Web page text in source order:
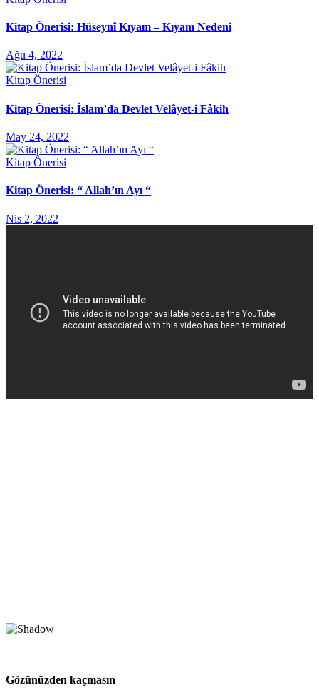
Kitap Önerisi: Hüseynî Kıyam – Kıyam Nedeni
Ağu 4, 2022
Kitap Önerisi
Kitap Önerisi: İslam’da Devlet Velâyet-i Fâkih
May 24, 2022
Kitap Önerisi
Kitap Önerisi: “ Allah’ın Ayı “
Nis 2, 2022
Gözünüzden kaçmasın